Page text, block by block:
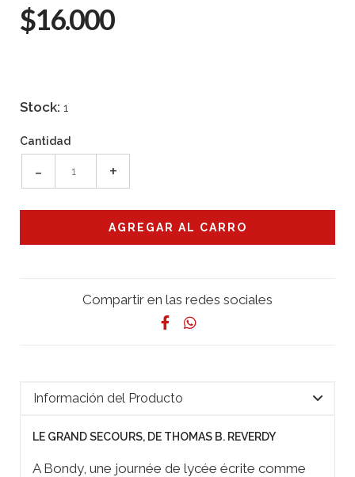
$16.000
Stock: 1
Cantidad
- +
Compartir en las redes sociales
Información del Producto
LE GRAND SECOURS, DE THOMAS B. REVERDY
A Bondy, une journée de lycée écrite comme